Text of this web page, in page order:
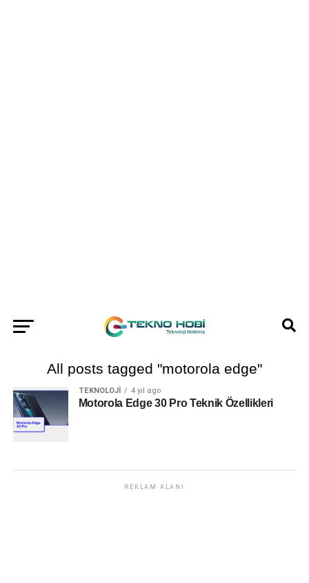
All posts tagged "motorola edge"
TEKNOLOJI 4 yıl ago
Motorola Edge 30 Pro Teknik Özellikleri
REKLAM ALANI